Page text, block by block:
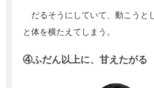
だるそうにしていて、動こうと
と体を横たえてしまう。
④ふだん以上に、甘えたがる